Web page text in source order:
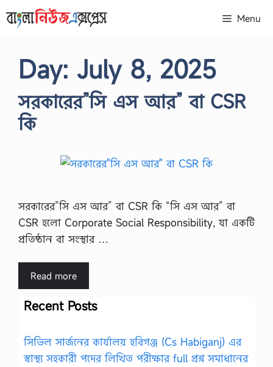
to
Menu
Day: July 8, 2025
সরকারের”সি এস আর” বা CSR
কি
সরকারের”সি এস আর” বা CSR কি “সি এস আর” বা
CSR হলো Corporate Social Responsibility, যা একটি
প্রতিষ্ঠান বা সংস্থার …
Read more
Recent Posts
সিভিল সার্জনের কার্যালয় হবিগঞ্জ (Cs Habiganj) এর
স্বাস্থ্য সহকারী পদের লিখিত পরীক্ষার full প্রশ্ন সমাধানের